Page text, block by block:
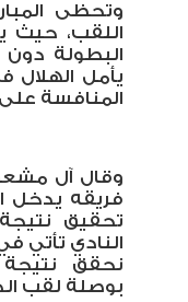
وتحظى
اللقب، حيث
البطولة دون
يأمل
المنافسة
وقال آل
فريقه يدخل
تحقيق
النادي تأتي
نحقق نتيجة
بوصلة لقب